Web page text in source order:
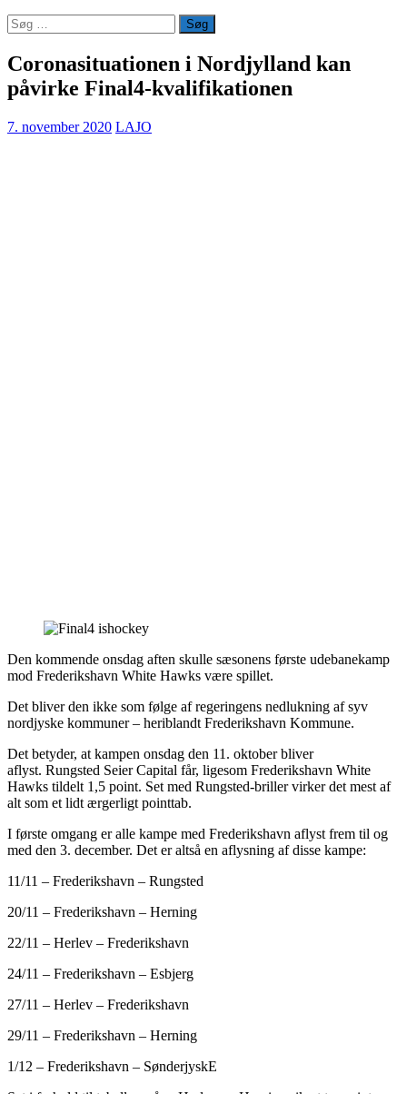
Søg
efter:
Coronasituationen i Nordjylland kan
påvirke Final4-kvalifikationen
7. november 2020 LAJO
Den kommende onsdag aften skulle sæsonens første udebanekamp
mod Frederikshavn White Hawks være spillet.
Det bliver den ikke som følge af regeringens nedlukning af syv
nordjyske kommuner – heriblandt Frederikshavn Kommune.
Det betyder, at kampen onsdag den 11. oktober bliver
aflyst. Rungsted Seier Capital får, ligesom Frederikshavn White
Hawks tildelt 1,5 point. Set med Rungsted-briller virker det mest af
alt som et lidt ærgerligt pointtab.
I første omgang er alle kampe med Frederikshavn aflyst frem til og
med den 3. december. Det er altså en aflysning af disse kampe:
11/11 – Frederikshavn – Rungsted
20/11 – Frederikshavn – Herning
22/11 – Herlev – Frederikshavn
24/11 – Frederikshavn – Esbjerg
27/11 – Herlev – Frederikshavn
29/11 – Frederikshavn – Herning
1/12 – Frederikshavn – SønderjyskE